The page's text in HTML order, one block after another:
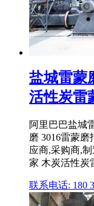
盐城雷蒙
活性炭雷
阿里巴巴盐城
磨 3016雷蒙
应商,采购商,
家 木炭活性炭
联系电话: 180